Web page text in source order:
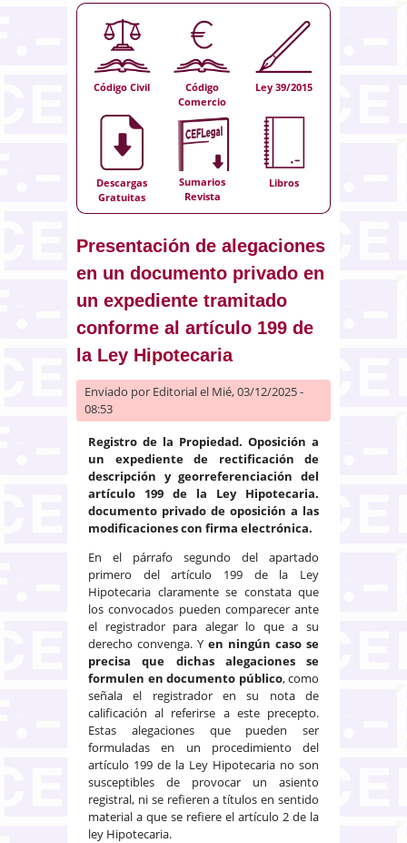
Código Civil
Código
Comercio
Ley 39/2015
Descargas
Gratuitas
Sumarios
Revista
Libros
Presentación de alegaciones
en un documento privado en
un expediente tramitado
conforme al artículo 199 de
la Ley Hipotecaria
Enviado por Editorialel Mié, 03/12/2025 -
08:53
Registro de la Propiedad. Oposición a
un expediente de rectificación de
descripción y georreferenciación del
artículo 199 de la Ley Hipotecaria.
documento privado de oposición a las
modificaciones con firma electrónica.
En el párrafo segundo del apartado
primero del artículo 199 de la Ley
Hipotecaria claramente se constata que
los convocados pueden comparecer ante
el registrador para alegar lo que a su
derecho convenga. Y en ningún caso se
precisa que dichas alegaciones se
formulen en documento público, como
señala el registrador en su nota de
calificación al referirse a este precepto.
Estas alegaciones que pueden ser
formuladas en un procedimiento del
artículo 199 de la Ley Hipotecaria no son
susceptibles de provocar un asiento
registral, ni se refieren a títulos en sentido
material a que se refiere el artículo 2 de la
ley Hipotecaria.